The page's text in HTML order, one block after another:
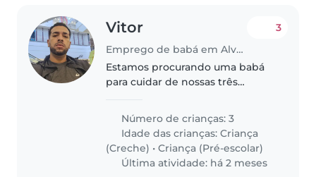
Vitor
Emprego de babá em Alvorada (Rio Grande do Sul)
3
Estamos procurando uma babá
para cuidar de nossas três
anos. Nossas crianças são
amigáveis, calmas e
independentes. Preferimos que
a babá venha até..
Número de crianças: 3
Idade das crianças:Criança
(Creche) •Criança (Pré-escolar)
Última atividade: há 2 meses